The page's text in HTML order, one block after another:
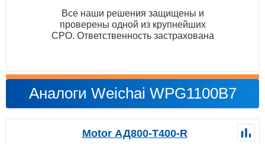
Все наши решения защищены и
проверены одной из крупнейших
СРО. Ответственность застрахована
Аналоги Weichai WPG1100B7
Motor АД800-Т400-R